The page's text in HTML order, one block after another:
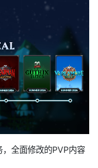
全面修改的PVP内容